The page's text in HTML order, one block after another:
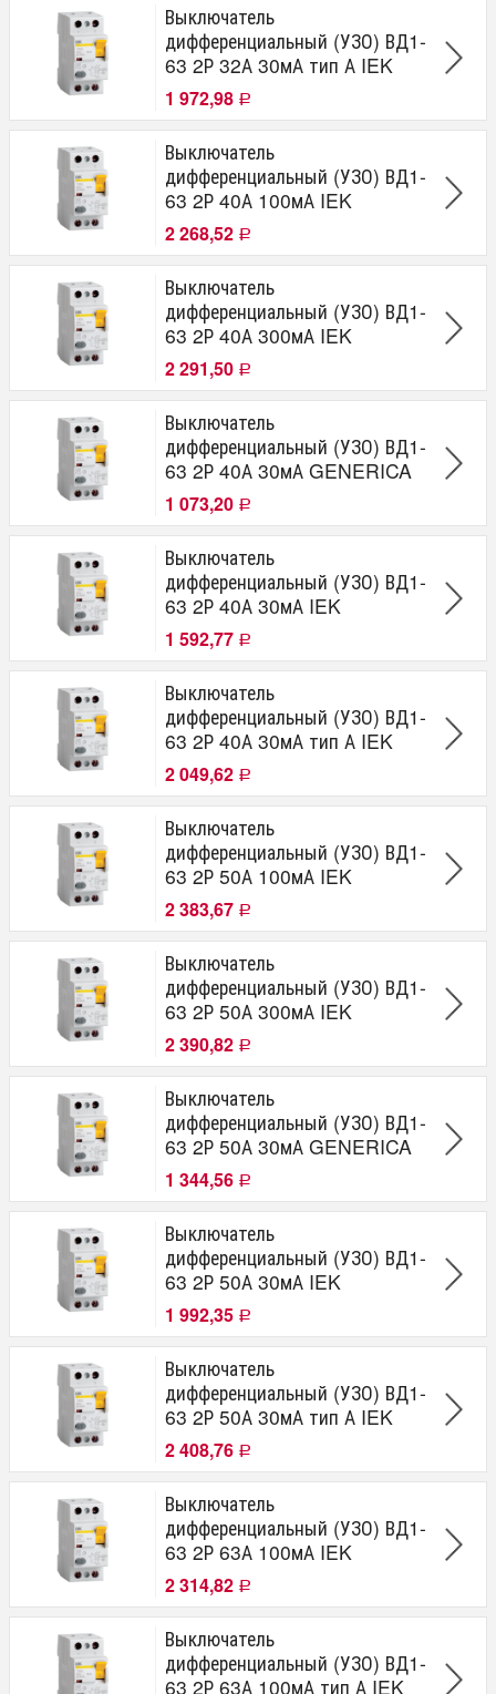
Выключатель
дифференциальный (УЗО) ВД1-
63 2Р 32А 30мА тип А IEK
1 972,98 Р
Выключатель
дифференциальный (УЗО) ВД1-
63 2Р 40А 100мА IEK
2 268,52 Р
Выключатель
дифференциальный (УЗО) ВД1-
63 2Р 40А 300мА IEK
2 291,50 Р
Выключатель
дифференциальный (УЗО) ВД1-
63 2Р 40А 30мА GENERICA
1 073,20 Р
Выключатель
дифференциальный (УЗО) ВД1-
63 2Р 40А 30мА IEK
1 592,77 Р
Выключатель
дифференциальный (УЗО) ВД1-
63 2Р 40А 30мА тип А IEK
2 049,62 Р
Выключатель
дифференциальный (УЗО) ВД1-
63 2Р 50А 100мА IEK
2 383,67 Р
Выключатель
дифференциальный (УЗО) ВД1-
63 2Р 50А 300мА IEK
2 390,82 Р
Выключатель
дифференциальный (УЗО) ВД1-
63 2Р 50А 30мА GENERICA
1 344,56 Р
Выключатель
дифференциальный (УЗО) ВД1-
63 2Р 50А 30мА IEK
1 992,35 Р
Выключатель
дифференциальный (УЗО) ВД1-
63 2Р 50А 30мА тип А IEK
2 408,76 Р
Выключатель
дифференциальный (УЗО) ВД1-
63 2Р 63А 100мА IEK
2 314,82 Р
Выключатель
дифференциальный (УЗО) ВД1-
63 2Р 63А 100мА тип А IEK